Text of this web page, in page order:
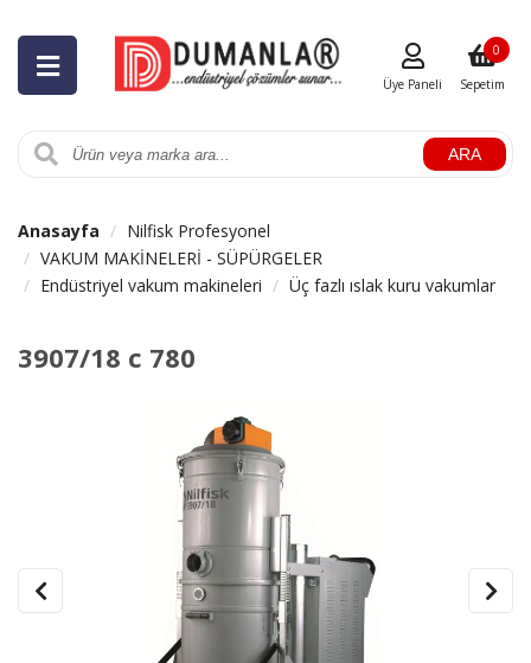
ARA
Üye Paneli Sepetim
0
Anasayfa
Nilfisk Profesyonel
VAKUM MAKİNELERİ - SÜPÜRGELER
Endüstriyel vakum makineleri
Üç fazlı ıslak kuru vakumlar
3907/18 c 780